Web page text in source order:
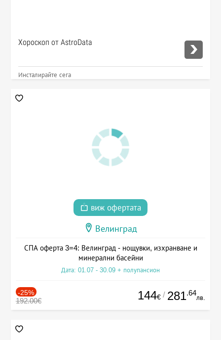
Хороскоп от AstroData
Инсталирайте сега
виж офертата
Велинград
СПА оферта 3=4: Велинград - нощувки, изхранване и
минерални басейни
Дата: 01.07 - 30.09 + полупансион
-25%
192.00€ 144€ / 281.64
лв.